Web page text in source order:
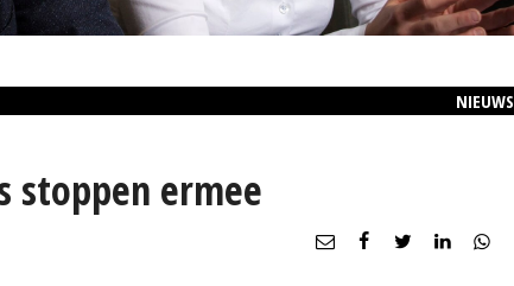
NIEUWS
stoppen ermee